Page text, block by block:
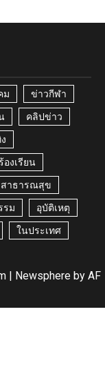
ม ข่าวกีฬา
คลิปข่าว
องเรียน
สาธารณสุข
รม อุบัติเหตุ
ในประเทศ
| Newsphereby AF